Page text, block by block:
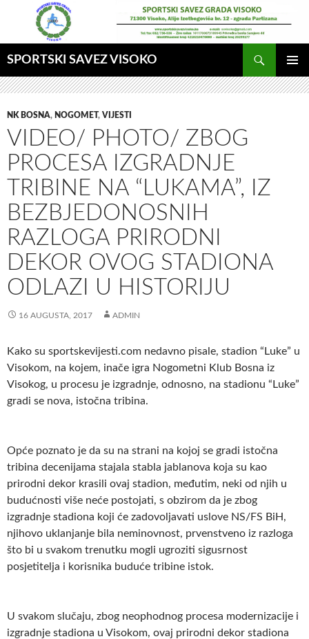
SPORTSKI SAVEZ VISOKO
GLAVNI
MENI
NK BOSNA, NOGOMET, VIJESTI
VIDEO/ PHOTO/ ZBOG
PROCESA IZGRADNJE
TRIBINE NA “LUKAMA”, IZ
BEZBJEDONOSNIH
RAZLOGA PRIRODNI
DEKOR OVOG STADIONA
ODLAZI U HISTORIJU
16 AUGUSTA, 2017 ADMIN
Kako su sportskevijesti.com nedavno pisale, stadion “Luke” u
Visokom, na kojem, inače igra Nogometni Klub Bosna iz
Visokog, u procesu je izgradnje, odnosno, na stadionu “Luke”
gradi se nova, istočna tribina.
Opće poznato je da su na strani na kojoj se gradi istočna
tribina decenijama stajala stabla jablanova koja su kao
prirodni dekor krasili ovaj stadion, međutim, neki od njih u
budućnosti više neće postojati, s obzirom da je zbog
izgradnje stadiona koji će zadovoljavati uslove NS/FS BiH,
njihovo uklanjanje bila neminovnost, prvenstveno iz razloga
što bi u svakom trenutku mogli ugroziti sigusrnost
posjetitelja i korisnika buduće tribine istok.
U svakom slučaju, zbog neophodnog procesa modernizacije i
izgradnje stadiona u Visokom, ovaj prirodni dekor stadiona